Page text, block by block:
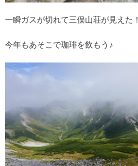
一瞬ガスが切れて三俣山荘が見えた！
今年もあそこで珈琲を飲もう♪